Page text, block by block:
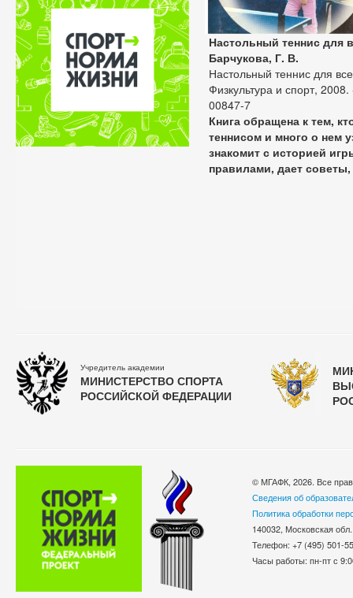
Настольный теннис для
Барчукова, Г. В.
Настольный теннис для
Физкультура и спорт,
00847-7
Книга обращена к тем,
теннисом и много о нем
знакомит с историей
правилами, дает советы,
Учредитель академии
МИНИСТЕРСТВО СПОРТА
РОССИЙСКОЙ ФЕДЕРАЦИИ
© МГАФК, 2026. Все
Сведения об
Политика обработки
140032, Московская
Телефон: +7 (495)
Часы работы: пн-пт с